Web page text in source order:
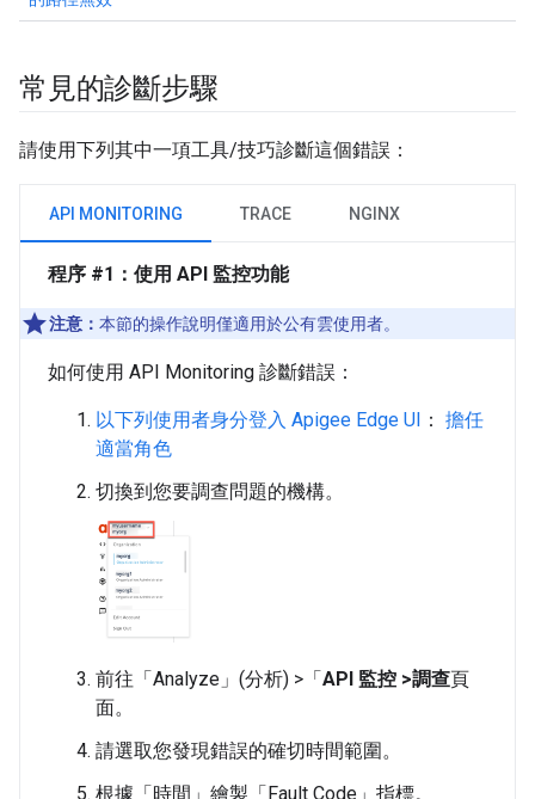
常見的診斷步驟
請使用下列其中一項工具/技巧診斷這個錯誤：
API MONITORING TRACE NGINX
程序 #1：使用 API 監控功能
注意： 本節的操作說明僅適用於公有雲使用者。
如何使用 API Monitoring 診斷錯誤：
以下列使用者身分登入 Apigee Edge UI ： 擔任
適當角色
切換到您要調查問題的機構。
前往「Analyze」(分析) >「 API 監控 >調查頁
面。
請選取您發現錯誤的確切時間範圍。
根據「時間」 繪製「Fault Code」 指標。